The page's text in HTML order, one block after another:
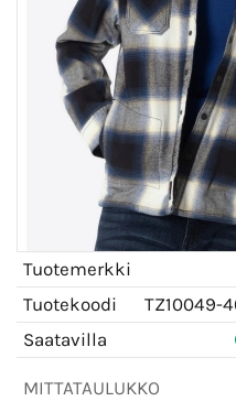
Tuotemerkki
Tuotekoodi
TZ10049-
Saatavilla
MITTATAULUKKO